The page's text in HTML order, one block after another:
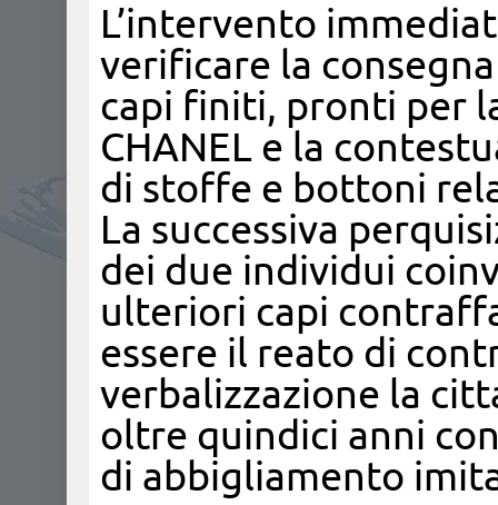
L’intervento
verificare la
capi finiti, pronti per
CHANEL e la
di stoffe e bottoni
La successiva
dei due individui
ulteriori capi
essere il reato di
verbalizzazione la
oltre quindici anni
di abbigliamento